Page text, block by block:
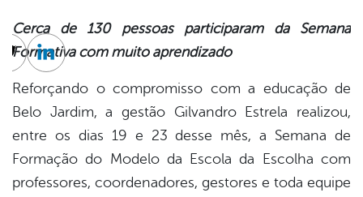
Cerca de 130 pessoas participaram da Semana
Formativa com muito aprendizado
Reforçando o compromisso com a educação de
Belo Jardim, a gestão Gilvandro Estrela realizou,
entre os dias 19 e 23 desse mês, a Semana de
Formação do Modelo da Escola da Escolha com
professores, coordenadores, gestores e toda equipe
TwitterLinkedin